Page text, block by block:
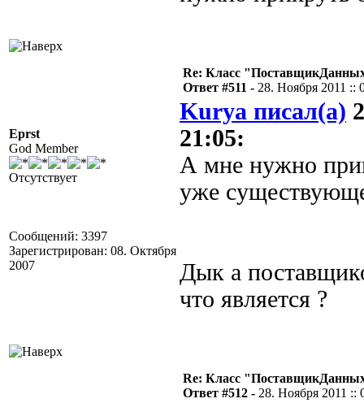
Eprst
God Member
Отсутствует
Сообщений: 3397
Зарегистрирован: 08. Октября
2007
Re: Класс
Ответ #511 - 28. Ноября 2011 ::
Kurya писал(а)
21:05:
А мне нужно
уже
Дык а
что является ?
Re: Класс
Ответ #512 - 28. Ноября 2011 ::